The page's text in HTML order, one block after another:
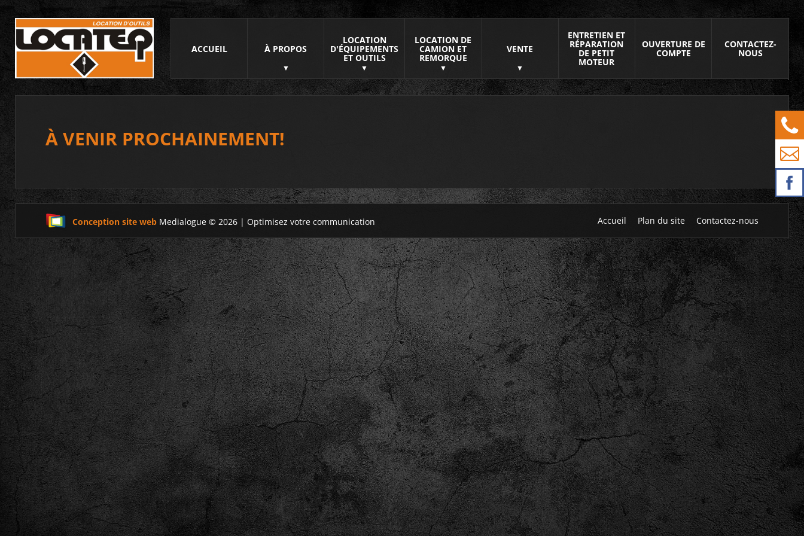
ACCUEIL À PROPOS
LOCATION
D'ÉQUIPEMENTS
ET OUTILS
LOCATION DE
CAMION ET
REMORQUE
VENTE
ENTRETIEN ET
RÉPARATION
DE PETIT
MOTEUR
OUVERTURE DE
COMPTE
CONTACTEZ-
NOUS
À VENIR PROCHAINEMENT!
Conception site web Medialogue © 2026 | Optimisez votre communication Accueil Plan du site Contactez-nous